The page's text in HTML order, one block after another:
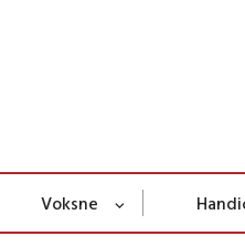
Voksne